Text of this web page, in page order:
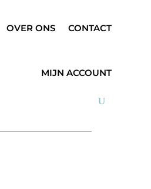
OVER ONS CONTACT
MIJN ACCOUNT
LILA